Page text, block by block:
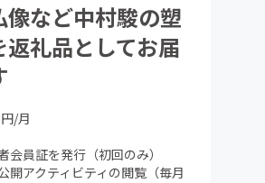
像など中村駿の塑
礼品としてお届
円/月
会員証を発行（初回のみ）
開アクティビティの閲覧（毎月